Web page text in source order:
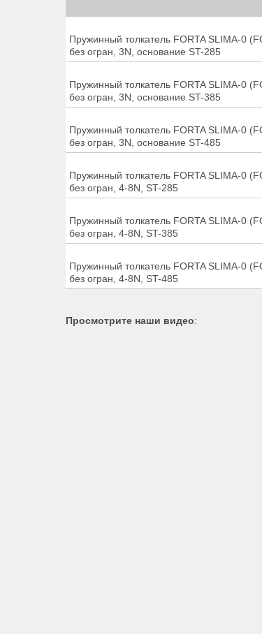
Пружинный толкатель FORTA SLIMA-0
без огран, 3N, основание ST-285
Пружинный толкатель FORTA SLIMA-0
без огран, 3N, основание ST-385
Пружинный толкатель FORTA SLIMA-0
без огран, 3N, основание ST-485
Пружинный толкатель FORTA SLIMA-0
без огран, 4-8N, ST-285
Пружинный толкатель FORTA SLIMA-0
без огран, 4-8N, ST-385
Пружинный толкатель FORTA SLIMA-0
без огран, 4-8N, ST-485
Просмотрите наши видео: